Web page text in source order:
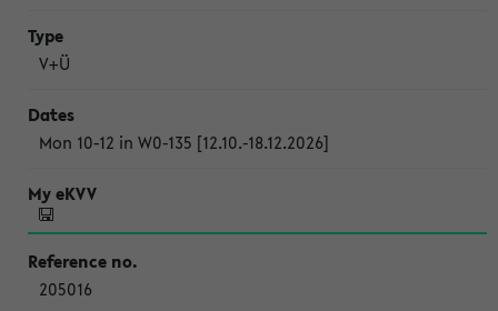
V+Ü
Mon 10-12 in W0-135 [12.10.-18.12.2026]
205016